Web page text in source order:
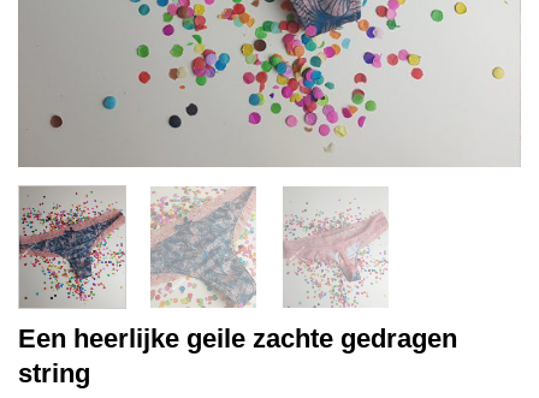
Een heerlijke geile zachte gedragen
string